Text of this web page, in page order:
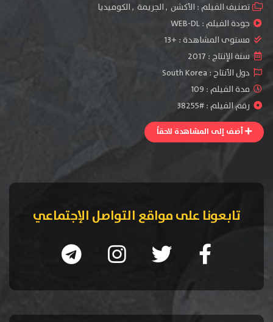
تصنيف الفيلم : الأكشن ,الجريمة ,الكوميديا
جودة الفيلم :WEB-DL
مستوى المشاهدة : +13
سنة الإنتاج : 2017
دول الأنتاج : South Korea
مدة الفيلم : 109
رقم الفيلم : #38255
أضف إلى المشاهدة لاحقاً
تابعونا على مواقع التواصل الإجتماعي